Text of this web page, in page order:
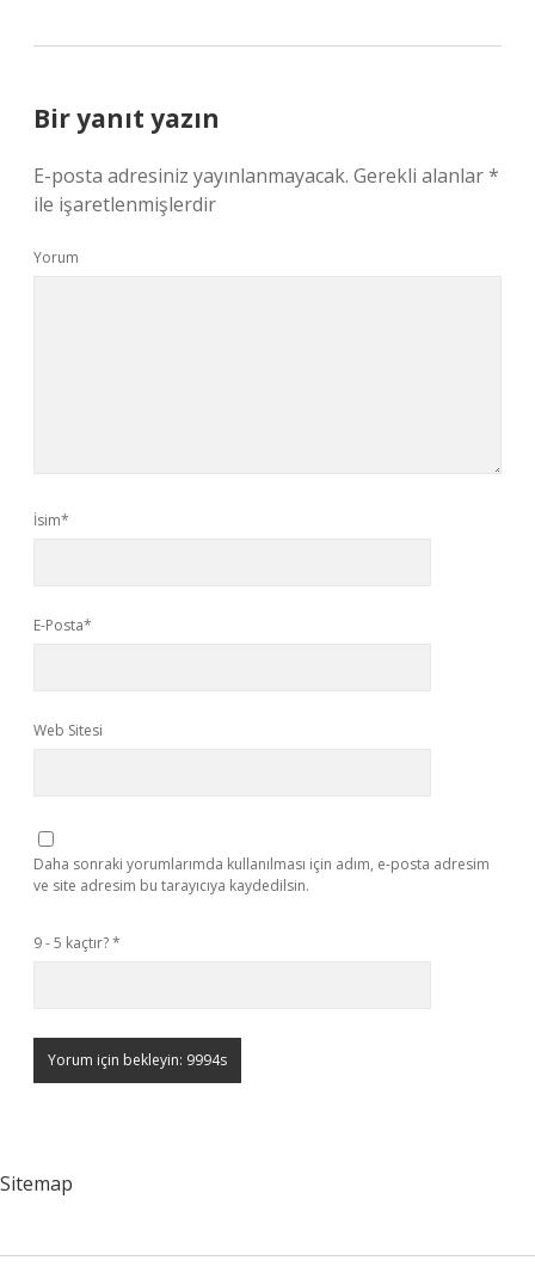
Bir yanıt yazın
E-posta adresiniz yayınlanmayacak. Gerekli alanlar*
ile işaretlenmişlerdir
Yorum
İsim*
E-Posta*
Web Sitesi
Daha sonraki yorumlarımda kullanılması için adım, e-posta adresim
ve site adresim bu tarayıcıya kaydedilsin.
9 - 5 kaçtır?*
Sitemap